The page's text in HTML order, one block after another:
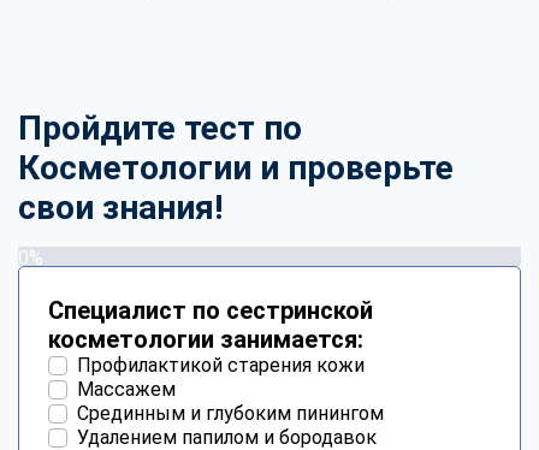
Пройдите тест по
Косметологии и проверьте
свои знания!
0%
Специалист по сестринской
косметологии занимается:
Профилактикой старения кожи
Массажем
Срединным и глубоким пинингом
Удалением папилом и бородавок